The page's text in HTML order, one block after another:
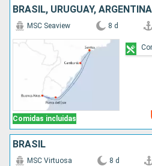
BRASIL, URUGUAY, ARGENTINA
Comidas incluidas
MSC Seaview 8 d
BRASIL
MSC Virtuosa 8 d